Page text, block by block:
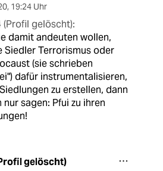
, 19:24 Uhr
(Profil gelöscht):
damit andeuten wollen,
Siedler Terrorismus oder
(sie schrieben
dafür instrumentalisieren,
zu erstellen, dann
nur sagen: Pfui zu ihren
gelöscht)